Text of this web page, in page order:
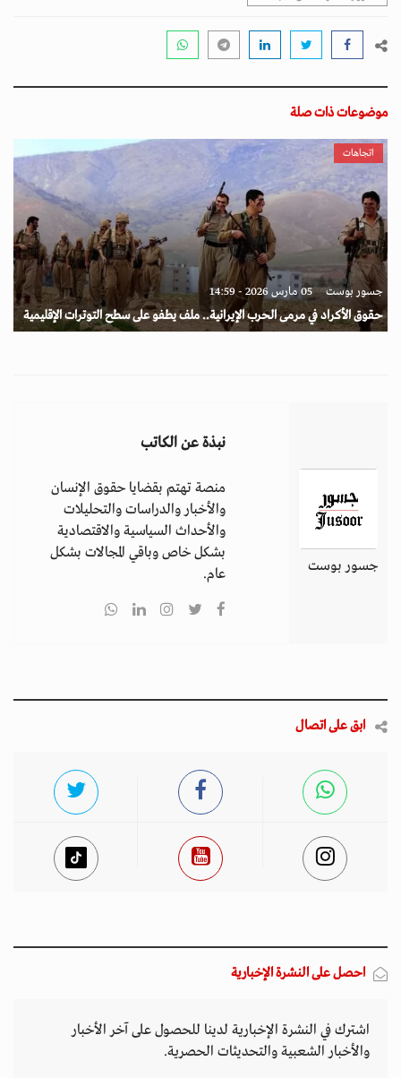
موضوعات ذات صلة
اتجاهات
جسور بوست 05 مارس 2026 - 14:59
حقوق الأكراد في مرمى الحرب الإيرانية.. ملف يطفو على سطح التوترات الإقليمية
جسور بوست
نبذة عن الكاتب
منصة تهتم بقضايا حقوق الإنسان
والأخبار والدراسات والتحليلات
والأحداث السياسية والاقتصادية
بشكل خاص وباقي المجالات بشكل
عام.
ابق على اتصال
احصل على النشرة الإخبارية
اشترك في النشرة الإخبارية لدينا للحصول على آخر الأخبار
والأخبار الشعبية والتحديثات الحصرية.